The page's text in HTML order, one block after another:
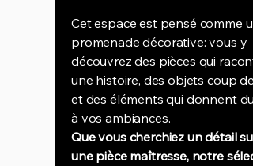
Cet espace est pensé comme
promenade décorative: vous y
découvrez des pièces qui
une histoire, des objets coup
et des éléments qui donnent du
à vos ambiances.
Que vous cherchiez un détail
une pièce maîtresse, notre